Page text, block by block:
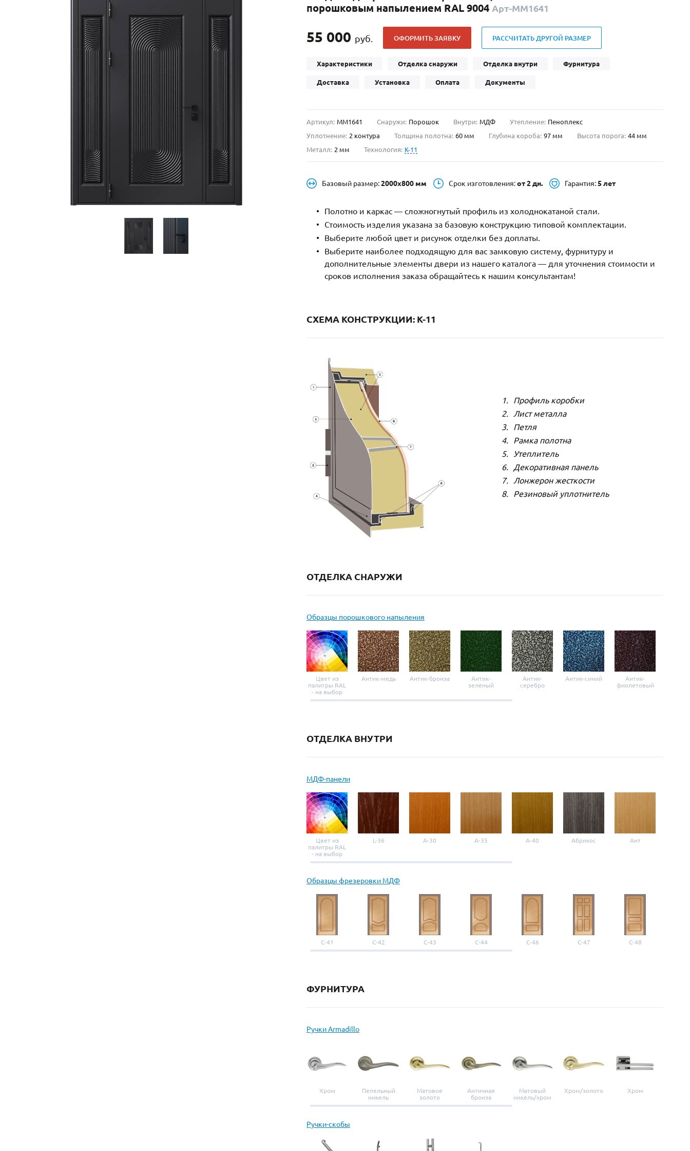
С выдавленным рисунком (35)
С металлобагетом
С геометрическим рисунком
Для бани(42)
Для общественных зданий
Для магазина
С отбойником (91)
С импостами (73)
С витражами (11)
В современном стиле
Нестандартные
С фрамугой(265)
4-го класса защиты (499)
Полуторапольные
порошковым напылением RAL 9004 Арт-ММ1641
55 000 руб. ОФОРМИТЬ ЗАЯВКУ РАССЧИТАТЬ ДРУГОЙ РАЗМЕР
Характеристики Отделка снаружи Отделка внутри Фурнитура
Доставка Установка Оплата Документы
Артикул: ММ1641 Снаружи: Порошок Внутри: МДФ Утепление: Пеноплекс
Уплотнение: 2 контура Толщина полотна: 60 мм Глубина короба: 97 мм Высота порога: 44 мм
Металл: 2 мм Технология: K-11
Базовый размер:2000х800 мм Срок изготовления:от 2 дн. Гарантия:5 лет
Полотно и каркас — сложногнутый профиль из холоднокатаной стали.
Стоимость изделия указана за базовую конструкцию типовой комплектации.
Выберите любой цвет и рисунок отделки без доплаты.
Выберите наиболее подходящую для вас замковую систему, фурнитуру и
дополнительные элементы двери из нашего каталога — для уточнения стоимости и
сроков исполнения заказа обращайтесь к нашим консультантам!
СХЕМА КОНСТРУКЦИИ: K-11
Профиль коробки
Лист металла
Петля
Рамка полотна
Утеплитель
Декоративная панель
Лонжерон жесткости
Резиновый уплотнитель
ОТДЕЛКА СНАРУЖИ
Образцы порошкового напыления
Цвет из
палитры RAL
- на выбор
Антик-медь Антик-бронза
Антик-
зеленый
Антик-
серебро
Антик-синий
Антик-
фиолетовый
ОТДЕЛКА ВНУТРИ
МДФ-панели
Цвет из
палитры RAL
- на выбор
L-36 A-30 A-35 A-40 Абрикос Ант
Образцы фрезеровки МДФ
С-41 С-42 С-43 С-44 С-46 С-47 С-48
ФУРНИТУРА
Ручки Armadillo
Хром
Пепельный
никель
Матовое
золото
Античная
бронза
Матовый
никель/хром
Хром/золото Хром
Ручки-скобы